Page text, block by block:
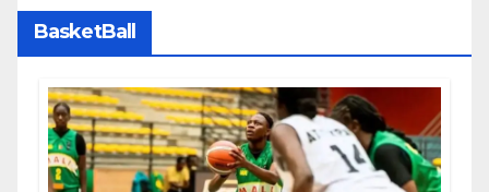
BasketBall